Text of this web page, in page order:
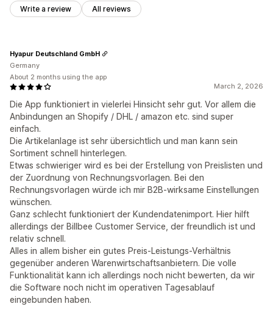
Write a review All reviews
March 2, 2026
Die App funktioniert in vielerlei Hinsicht sehr gut. Vor allem die
Anbindungen an Shopify / DHL / amazon etc. sind super
einfach.
Die Artikelanlage ist sehr übersichtlich und man kann sein
Sortiment schnell hinterlegen.
Etwas schwieriger wird es bei der Erstellung von Preislisten und
der Zuordnung von Rechnungsvorlagen. Bei den
Rechnungsvorlagen würde ich mir B2B-wirksame Einstellungen
wünschen.
Ganz schlecht funktioniert der Kundendatenimport. Hier hilft
allerdings der Billbee Customer Service, der freundlich ist und
relativ schnell.
Alles in allem bisher ein gutes Preis-Leistungs-Verhältnis
gegenüber anderen Warenwirtschaftsanbietern. Die volle
Funktionalität kann ich allerdings noch nicht bewerten, da wir
die Software noch nicht im operativen Tagesablauf
eingebunden haben.
Hyapur Deutschland GmbH
Germany
About 2 months using the app